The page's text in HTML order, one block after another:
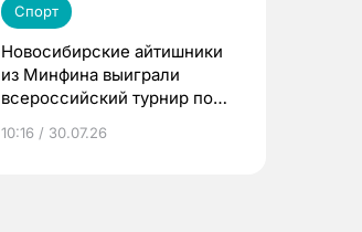
Спорт
Новосибирские айтишники
из Минфина выиграли
всероссийский турнир по
10:16 / 30.07.26